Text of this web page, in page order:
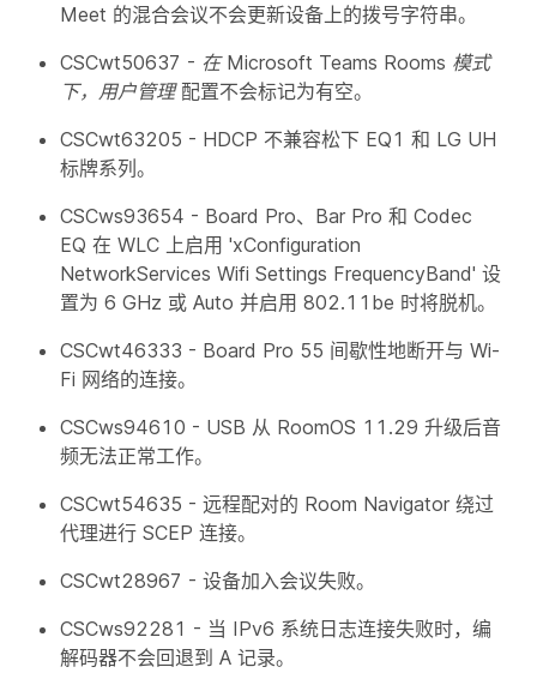
Meet 的混合会议不会更新设备上的拨号字符串。
CSCwt50637 - 在 Microsoft Teams Rooms 模式
下，用户管理配置不会标记为有空。
CSCwt63205 - HDCP 不兼容松下 EQ1 和 LG UH
标牌系列。
CSCws93654 - Board Pro、Bar Pro 和 Codec
EQ 在 WLC 上启用 'xConfiguration
NetworkServices Wifi Settings FrequencyBand' 设
置为 6 GHz 或 Auto 并启用 802.11be 时将脱机。
CSCwt46333 - Board Pro 55 间歇性地断开与 Wi-
Fi 网络的连接。
CSCws94610 - USB 从 RoomOS 11.29 升级后音
频无法正常工作。
CSCwt54635 - 远程配对的 Room Navigator 绕过
代理进行 SCEP 连接。
CSCwt28967 - 设备加入会议失败。
CSCws92281 - 当 IPv6 系统日志连接失败时，编
解码器不会回退到 A 记录。